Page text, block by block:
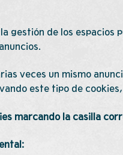
gestión de los
veces un mismo
este tipo de
marcando la casilla